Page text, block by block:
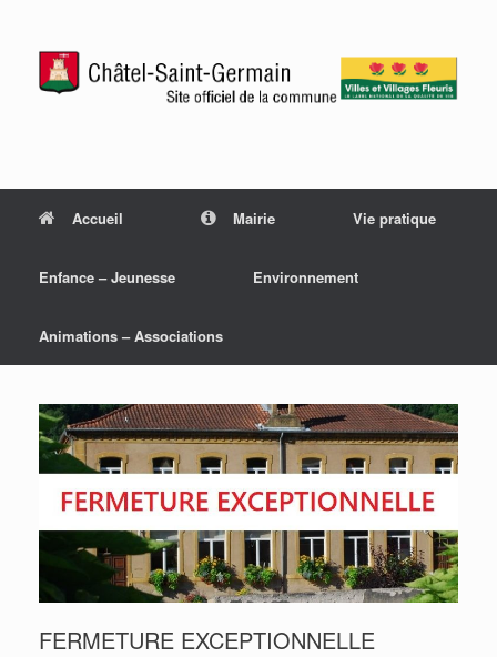
Accueil Mairie Vie pratique
Enfance – Jeunesse Environnement
Animations – Associations
FERMETURE EXCEPTIONNELLE